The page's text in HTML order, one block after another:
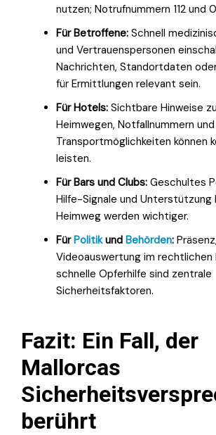
nutzen; Notrufnummern 112 und
Für Betroffene: Schnell
und Vertrauenspersonen
Nachrichten, Standortdaten
für Ermittlungen relevant sein.
Für Hotels: Sichtbare Hinweise
Heimwegen, Notfallnummern
Transportmöglichkeiten können
leisten.
Für Bars und Clubs: Geschultes
Hilfe-Signale und Unterstützung
Heimweg werden wichtiger.
FürPolitikund Behörden:
Videoauswertung im rechtlichen
schnelle Opferhilfe sind zentrale
Sicherheitsfaktoren.
Fazit: Ein Fall, der
Mallorcas
berührt